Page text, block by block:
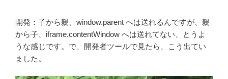
開発：子から親、window.parent へは送れるんですが、親
から子、iframe.contentWindow へは送れてない、とうよ
うな感じです。で、開発者ツールで見たら、こう出てい
ました。